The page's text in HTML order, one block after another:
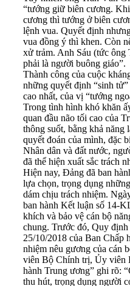
“tướng giữ biên cương.
cương thì tướng ở biên
lệnh vua. Quyết định
vua đồng ý thì khen. Còn
xử trảm. Anh Sáu (tức
phải là người buông giáo”.
Thành công của cuộc
những quyết định “sinh
cao nhất, của vị “tướng
Trong tình hình khó khăn
quan đầu não tối cao của
thông suốt, bằng khả năng
quyết đoán của mình, đặc
Nhân dân và đất nước,
đã thể hiện xuất sắc trách
Hiện nay, Đảng đã ban
lựa chọn, trọng dụng
dám chịu trách nhiệm.
ban hành Kết luận số 14-
khích và bảo vệ cán bộ
chung. Trước đó, Quy
25/10/2018 của Ban Chấp
nhiệm nêu gương của cán
viên Bộ Chính trị, Ủy viên
hành Trung ương” ghi rõ:
thu hút, trọng dụng người